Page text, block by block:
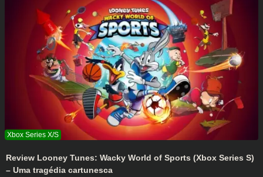
Review Looney Tunes: Wacky World of Sports (Xbox Series S)
– Uma tragédia cartunesca